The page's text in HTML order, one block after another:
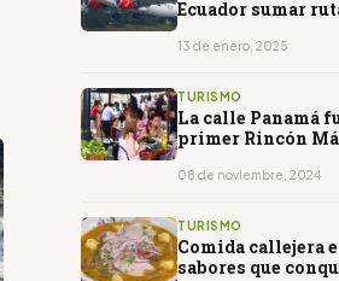
Ecuador sumar
13 de enero, 2025
TURISMO
La calle Panamá
primer Rincón
08 de noviembre, 2024
TURISMO
Comida callejera
sabores que